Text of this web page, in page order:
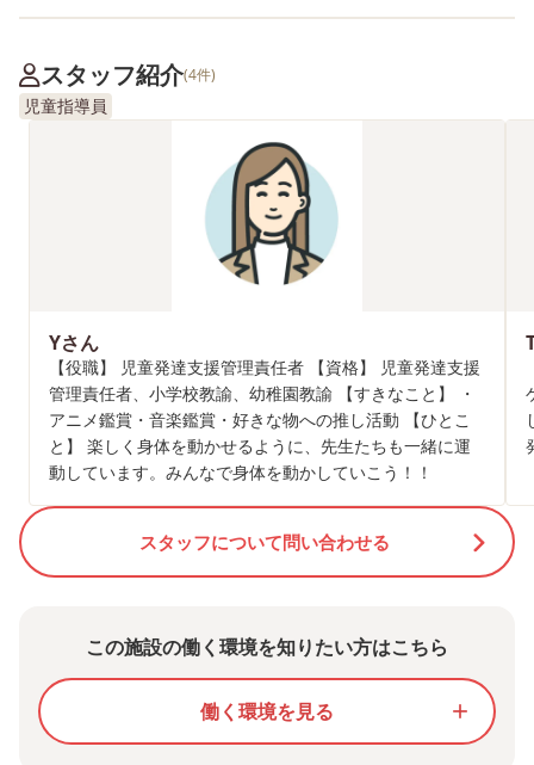
スタッフ紹介(4件)
児童指導員
Yさん
【役職】 児童発達支援管理責任者 【資格】 児童発達支援
管理責任者、小学校教諭、幼稚園教諭 【すきなこと】 ・
アニメ鑑賞・音楽鑑賞・好きな物への推し活動 【ひとこ
と】 楽しく身体を動かせるように、先生たちも一緒に運
動しています。みんなで身体を動かしていこう！！
スタッフについて問い合わせる
この施設の働く環境を知りたい方はこちら
働く環境を見る add